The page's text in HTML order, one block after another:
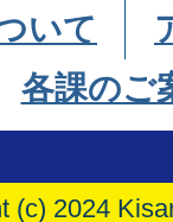
いて
各課のご
(c) 2024